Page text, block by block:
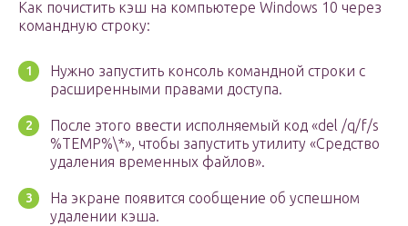
Как почистить кэш на компьютере Windows 10 через
командную строку:
Нужно запустить консоль командной строки с
расширенными правами доступа.
После этого ввести исполняемый код «del /q/f/s
%TEMP%\*», чтобы запустить утилиту «Средство
удаления временных файлов».
На экране появится сообщение об успешном
удалении кэша.